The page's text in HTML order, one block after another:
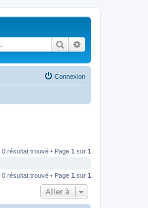
Rechercher
Connexion
0 résultat trouvé • Page 1 sur 1
0 résultat trouvé • Page 1 sur 1
Aller à